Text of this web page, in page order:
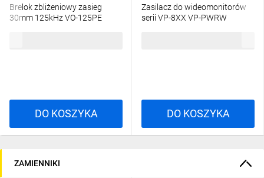
Brelok zbliżeniowy zasieg
30mm 125kHz VO-125PE
DO KOSZYKA
Zasilacz do wideomonitorów
serii VP-8XX VP-PWRW
DO KOSZYKA
ZAMIENNIKI